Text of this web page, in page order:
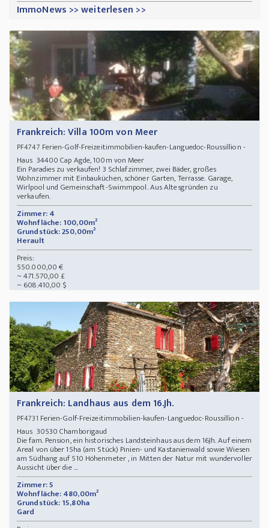
ImmoNews >> weiterlesen >>
Frankreich: Villa 100m von Meer
PF4747 Ferien-Golf-Freizeitimmobilien-kaufen-Languedoc-Roussillion -
Haus 34400 Cap Agde, 100m von Meer
Ein Paradies zu verkaufen! 3 Schlafzimmer, zwei Bäder, großes
Wohnzimmer mit Einbauküchen, schöner Garten, Terrasse. Garage,
Wirlpool und Gemeinschaft-Swimmpool. Aus Altesgründen zu
verkaufen.
Zimmer: 4
Wohnfläche: 100,00m²
Grundstück: 250,00m²
Herault
Preis:
550.000,00 €
~ 471.570,00 £
~ 608.410,00 $
Frankreich: Landhaus aus dem 16.Jh.
PF4731 Ferien-Golf-Freizeitimmobilien-kaufen-Languedoc-Roussillion -
Haus 30530 Chamborigaud
Die fam. Pension, ein historisches Landsteinhaus aus dem 16Jh. Auf einem
Areal von über 15ha (am Stück) Pinien- und Kastanienwald sowie Wiesen
am Südhang auf 510 Höhenmeter , in Mitten der Natur mit wundervoller
Aussicht über die ...
Zimmer: 5
Wohnfläche: 480,00m²
Grundstück: 15,80ha
Gard